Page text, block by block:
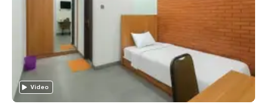
Video